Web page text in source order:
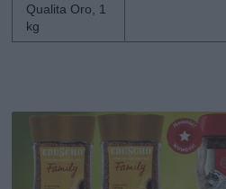
Qualita Oro, 1
kg